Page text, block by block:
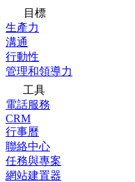
目標
生產力
溝通
行動性
管理和領導力
工具
電話服務
CRM
行事曆
聯絡中心
任務與專案
網站建置器